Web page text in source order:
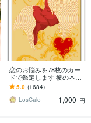
恋のお悩みを78枚のカー
ドで鑑定します 彼の本
音・恋の行方が気になる
あなたへ
5.0 (1684)
LosCalo
1,000 円